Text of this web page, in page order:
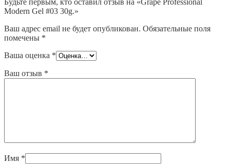
Modern Gel #03 30g.»
Ваш адрес email не будет опубликован. Обязательные поля
помечены *
Ваша оценка *
Ваш отзыв *
Имя *